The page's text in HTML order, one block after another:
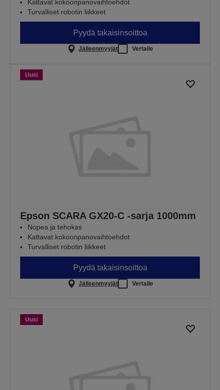
Kattavat kokoonpanovaihtoehdot
Turvalliset robotin liikkeet
Pyydä takaisinsoittoa
Jälleenmyyjät Vertaile
Uusi
Epson SCARA GX20-C -sarja 1000mm
Nopea ja tehokas
Kattavat kokoonpanovaihtoehdot
Turvalliset robotin liikkeet
Pyydä takaisinsoittoa
Jälleenmyyjät Vertaile
Uusi